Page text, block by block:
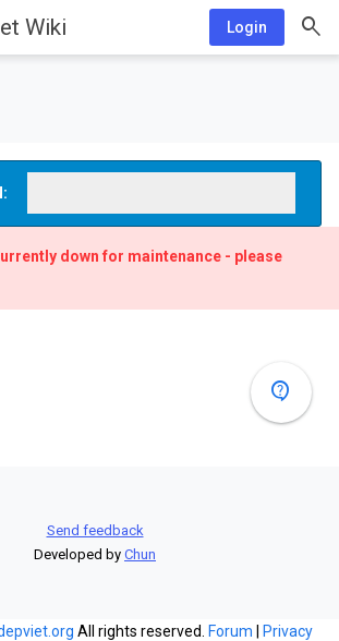
Wiki Login
down for maintenance - please
Send feedback
Developed by Chun
All rights reserved. Forum
Privacy